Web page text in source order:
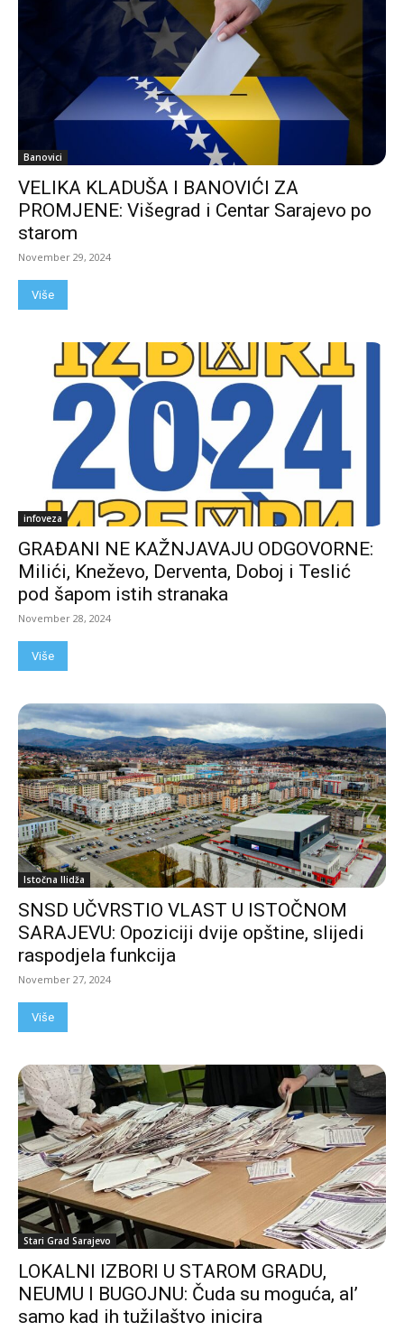
Banovici
VELIKA KLADUŠA I BANOVIĆI ZA
PROMJENE: Višegrad i Centar Sarajevo po
starom
November 29, 2024
Više
infoveza
GRAĐANI NE KAŽNJAVAJU ODGOVORNE:
Milići, Kneževo, Derventa, Doboj i Teslić
pod šapom istih stranaka
November 28, 2024
Više
Istočna Ilidža
SNSD UČVRSTIO VLAST U ISTOČNOM
SARAJEVU: Opoziciji dvije opštine, slijedi
raspodjela funkcija
November 27, 2024
Više
Stari Grad Sarajevo
LOKALNI IZBORI U STAROM GRADU,
NEUMU I BUGOJNU: Čuda su moguća, al’
samo kad ih tužilaštvo inicira